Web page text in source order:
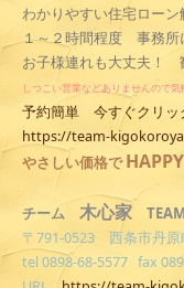
わかりやすい住宅ローン
１～２時間程度 事務所
お子様連れも大丈夫！
しつこい営業などありませんので
予約簡単 今すぐクリッ
https://team-
やさしい価格でHAPPY
チーム 木心家
〒791-0523 西条市丹原
tel 0898-68-5577 fax